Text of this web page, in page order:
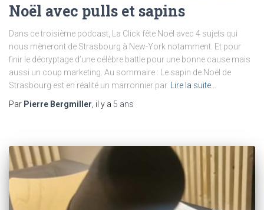
Noël avec pulls et sapins
Dans ce troisième podcast, La Click fête Noël avec 4 sujets qui
nous mèneront de Strasbourg à New-York notamment. Et pour
finir le décryptage d’une célèbre battle pour une bonne cause mais
aussi un coup marketing. Au sommaire : Le sapin de Noël de
Strasbourg est en réalité un marronnier par
Lire la suite…
Par Pierre Bergmiller , il y a 5 ans